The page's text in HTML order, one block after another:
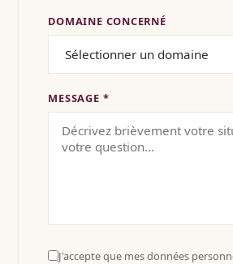
DOMAINE CONCERNÉ
MESSAGE *
J'accepte que mes données